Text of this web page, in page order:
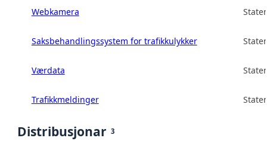
Webkamera
Saksbehandlingssystem for trafikkulykker
Værdata
Trafikkmeldinger
Distribusjonar 3